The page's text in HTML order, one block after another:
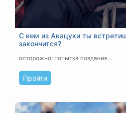
С кем из Акацуки ты
закончится?
осторожно: попытка создания...
Пройти